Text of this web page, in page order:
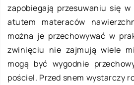
zapobiegają przesuwaniu się
atutem materaców
można je przechowywać w
zwinięciu nie zajmują wiele
mogą być wygodnie
pościel. Przed snem wystarczy